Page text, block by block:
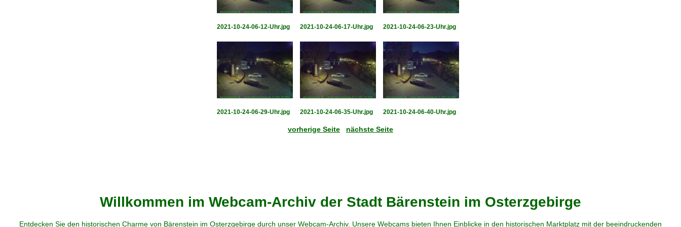
2021-10-24-06-12-Uhr.jpg 2021-10-24-06-17-Uhr.jpg 2021-10-24-06-23-Uhr.jpg
2021-10-24-06-29-Uhr.jpg 2021-10-24-06-35-Uhr.jpg 2021-10-24-06-40-Uhr.jpg
vorherige Seite nächste Seite
Willkommen im Webcam-Archiv der Stadt Bärenstein im Osterzgebirge
Entdecken Sie den historischen Charme von Bärenstein im Osterzgebirge durch unser Webcam-Archiv. Unsere Webcams bieten Ihnen Einblicke in den historischen Marktplatz mit der beeindruckenden